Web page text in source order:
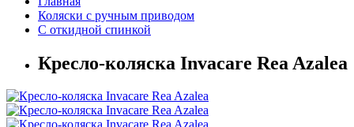
Коляски с ручным приводом
С откидной спинкой
Кресло-коляска Invacare Rea Azalea